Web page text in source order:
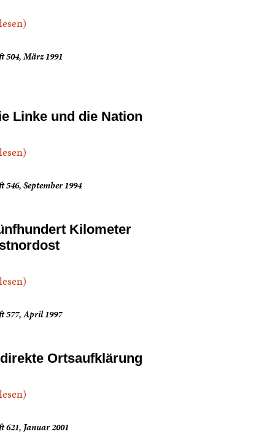
504, März 1991
Linke und die Nation
546, September 1994
Kilometer
577, April 1997
Ortsaufklärung
621, Januar 2001